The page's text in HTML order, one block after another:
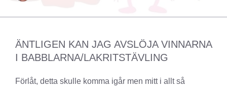
ÄNTLIGEN KAN JAG AVSLÖJA VINNARNA
I BABBLARNA/LAKRITSTÄVLING
Förlåt, detta skulle komma igår men mitt i allt så